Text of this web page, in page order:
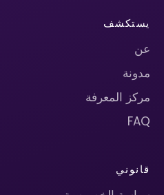
يستكشف
عن
مدونة
مركز المعرفة
FAQ
قانوني